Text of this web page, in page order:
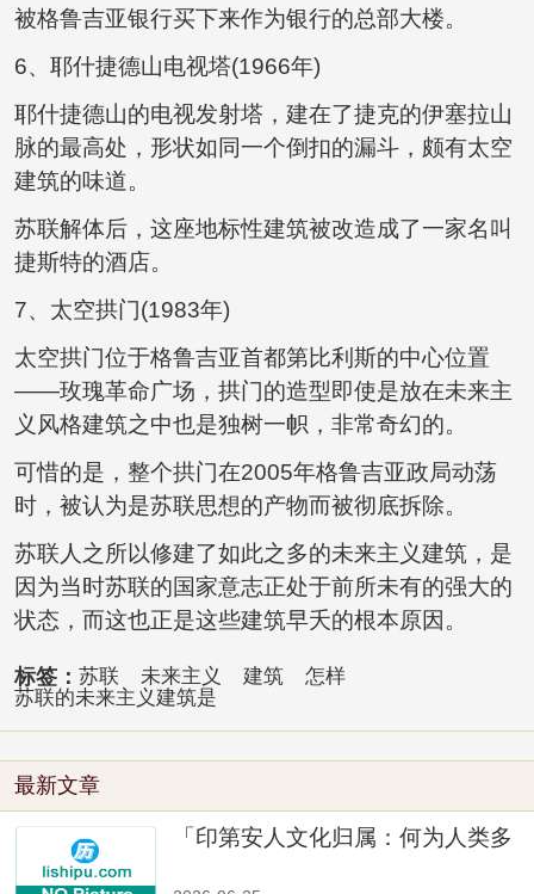
被格鲁吉亚银行买下来作为银行的总部大楼。
6、耶什捷德山电视塔(1966年)
耶什捷德山的电视发射塔，建在了捷克的伊塞拉山
脉的最高处，形状如同一个倒扣的漏斗，颇有太空
建筑的味道。
苏联解体后，这座地标性建筑被改造成了一家名叫
捷斯特的酒店。
7、太空拱门(1983年)
太空拱门位于格鲁吉亚首都第比利斯的中心位置
——玫瑰革命广场，拱门的造型即使是放在未来主
义风格建筑之中也是独树一帜，非常奇幻的。
可惜的是，整个拱门在2005年格鲁吉亚政局动荡
时，被认为是苏联思想的产物而被彻底拆除。
苏联人之所以修建了如此之多的未来主义建筑，是
因为当时苏联的国家意志正处于前所未有的强大的
状态，而这也正是这些建筑早夭的根本原因。
标签： 苏联 未来主义 建筑
怎样
苏联的未来主义建筑是
最新文章
「印第安人文化归属：何为人类多